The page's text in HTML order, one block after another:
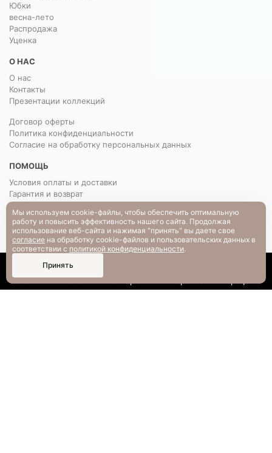
Каталог Поиск
Юбки
весна-лето
Распродажа
Уценка
О НАС
О нас
Контакты
Презентации коллекций
Договор оферты
Политика конфиденциальности
Согласие на обработку персональных данных
ПОМОЩЬ
Условия оплаты и доставки
Гарантия и возврат
РАЗМЕРНАЯ СЕТКА
Вопрос-ответ
Мы используем cookie-файлы, чтобы обеспечить оптимальную
работу и повысить эффективность нашего сайта. Продолжая
использование веб-сайта и нажимая "принять" вы даете свое
согласие на обработку cookie-файлов и пользовательских данных в
соответствии с политикой конфиденциальности.
Принять